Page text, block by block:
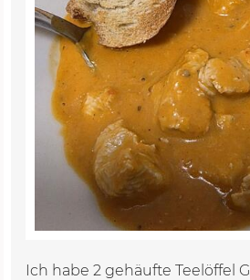
Ich habe 2 gehäufte Teelöffel